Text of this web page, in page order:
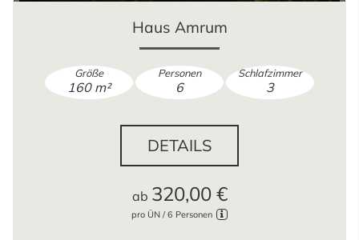
Haus Amrum
160 m²
Größe
6
Personen
3
Schlafzimmer
ab 320,00 €
pro ÜN / 6 Personen
DETAILS